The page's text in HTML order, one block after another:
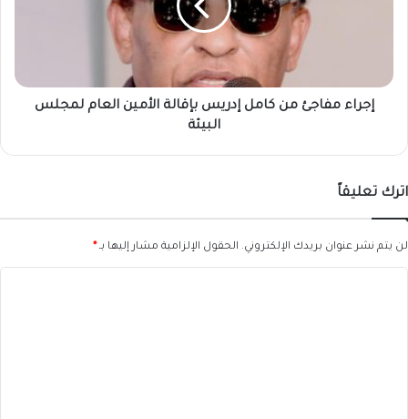
لمجلس
البيئةإجراء مفاجئ من كامل إدريس بإقالة الأمين العام لمجلس
البيئة
اترك تعليقاً
لن يتم نشر عنوان بريدك الإلكتروني. الحقول الإلزامية مشار إليها بـ *